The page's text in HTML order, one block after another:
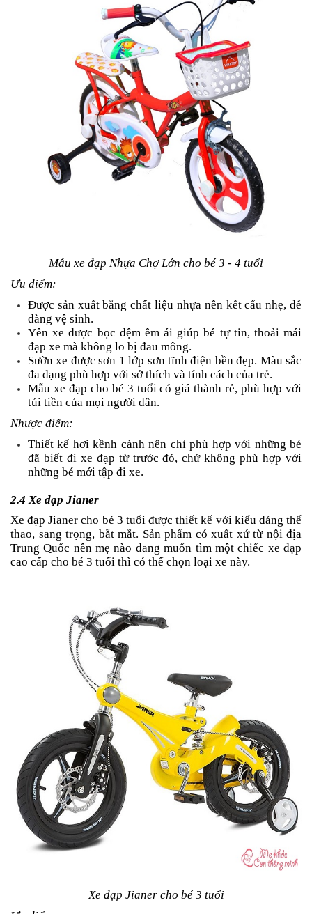
Mẫu xe đạp Nhựa Chợ Lớn cho bé 3 - 4 tuổi
Ưu điểm:
Được sản xuất bằng chất liệu nhựa nên kết cấu nhẹ, dễ
dàng vệ sinh.
Yên xe được bọc đệm êm ái giúp bé tự tin, thoải mái
đạp xe mà không lo bị đau mông.
Sườn xe được sơn 1 lớp sơn tĩnh điện bền đẹp. Màu sắc
đa dạng phù hợp với sở thích và tính cách của trẻ.
Mẫu xe đạp cho bé 3 tuổi có giá thành rẻ, phù hợp với
túi tiền của mọi người dân.
Nhược điểm:
Thiết kế hơi kềnh cành nên chỉ phù hợp với những bé
đã biết đi xe đạp từ trước đó, chứ không phù hợp với
những bé mới tập đi xe.
2.4 Xe đạp Jianer
Xe đạp Jianer cho bé 3 tuổi được thiết kế với kiểu dáng thể
thao, sang trọng, bắt mắt. Sản phẩm có xuất xứ từ nội địa
Trung Quốc nên mẹ nào đang muốn tìm một chiếc xe đạp
cao cấp cho bé 3 tuổi thì có thể chọn loại xe này.
Xe đạp Jianer cho bé 3 tuổi